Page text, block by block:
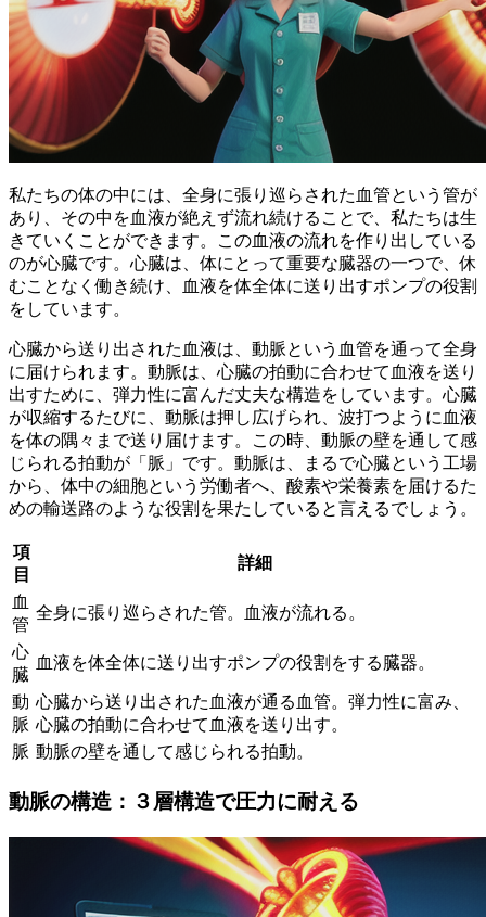
私たちの体の中には、 全身に張り巡らされた血管という管が
あり、その中を血液が絶えず流れ続けることで、私たちは生
きていくことができます。この血液の流れを作り出している
のが心臓です。心臓は、体にとって重要な臓器の一つで、休
むことなく働き続け、血液を体全体に送り出すポンプの役割
をしています。
心臓から送り出された血液は、動脈という血管を通って全身
に届けられます。動脈は、心臓の拍動に合わせて血液を送り
出すために、弾力性に富んだ丈夫な構造をしています。心臓
が収縮するたびに、動脈は押し広げられ、 波打つように血液
を体の隅々まで送り届けます。この時、動脈の壁を通して感
じられる拍動が「脈」です。動脈は、まるで心臓という工場
から、体中の細胞という労働者へ、酸素や栄養素を届けるた
めの輸送路のような役割を果たしていると言えるでしょう。
項
目
詳細
血
管
全身に張り巡らされた管。血液が流れる。
心
臓
血液を体全体に送り出すポンプの役割をする臓器。
動
脈
心臓から送り出された血液が通る血管。弾力性に富み、
心臓の拍動に合わせて血液を送り出す。
脈 動脈の壁を通して感じられる拍動。
動脈の構造：３層構造で圧力に耐える